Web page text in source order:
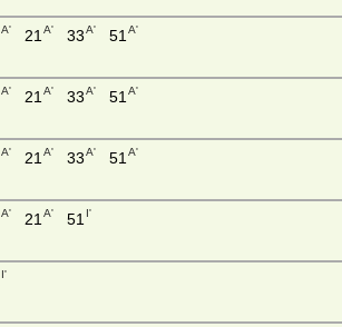
A' 21 A' 33 A' 51 A'
A' 21 A' 33 A' 51 A'
A' 21 A' 33 A' 51 A'
A' 21 A' 51 I'
I'